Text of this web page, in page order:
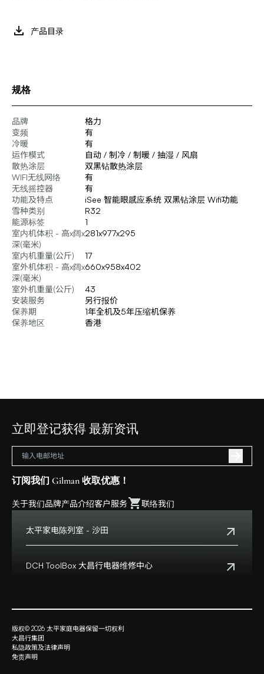
产品目录
规格
品牌
格力
变频
有
冷暖
有
运作模式
自动 / 制冷 / 制暖 / 抽湿 / 风扇
散热涂层
双黑钻散热涂层
WIFI无线网络
有
无线摇控器
有
功能及特点
iSee 智能眼感应系统 双黑钻涂层 Wifi功能
雪种类别
R32
能源标签
1
室内机体积 - 高x阔x
深(毫米)
281x977x295
室内机重量(公斤)
17
室外机体积 - 高x阔x
深(毫米)
660x958x402
室外机重量(公斤)
43
安装服务
另行报价
保养期
1年全机及5年压缩机保养
保养地区
香港
立即登记获得 最新资讯
订阅我们 Gilman 收取优惠！
关于我们品牌产品介绍客户服务 联络我们
太平家电陈列室 - 沙田
地址:
沙田乡事会路138号HomeSquare 357-358舖
DCH ToolBox 大昌行电器维修中心
查看地点
营业时间:
版权© 2026 太平家庭电器保留一切权利
大昌行集团
私隐政策及法律声明
免责声明